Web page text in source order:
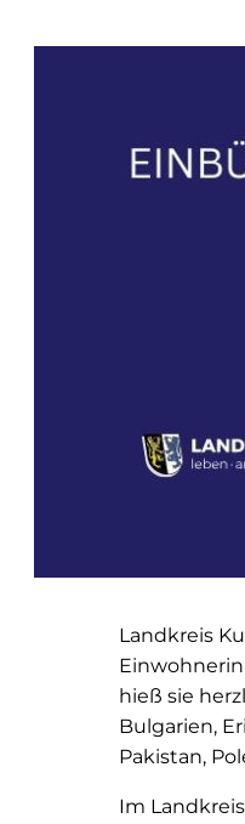
Landkreis
hieß sie
Bulgarien,
Pakistan,
Im